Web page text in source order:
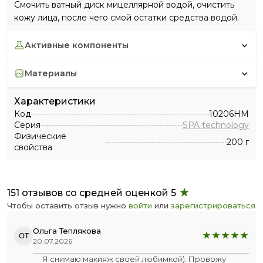
Смочить ватный диск мицеллярной водой, очистить
кожу лица, после чего смой остатки средства водой.
активные компоненты
материалы
Характеристики
Код
10206HM
Серия
SPA technology
Физические
свойства
200 г
151 отзывов со средней оценкой 5
Чтобы оставить отзыв нужно войти или зарегистрироваться
ОТ Ольга Теплякова
20.07.2026
Я снимаю макияж своей любимкой). Провожу